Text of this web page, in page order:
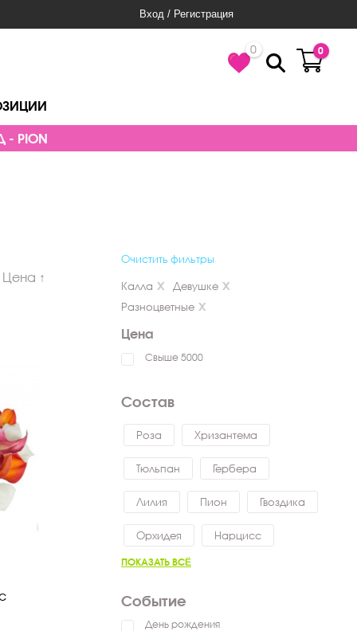
Вход / Регистрация
0 0
PION
Цена ↑
Очистить фильтры
Калла
Девушке
Разноцветные
Цена
Свыше 5000
Состав
Роза Хризантема
Тюльпан Гербера
Лилия Пион Гвоздика
Орхидея Нарцисс
ПОКАЗАТЬ ВСЁ
Событие
День рождения